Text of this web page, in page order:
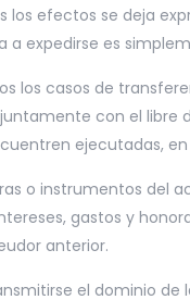
los efectos se deja
a expedirse es
los casos de
con el libre
ejecutadas,
o instrumentos del
gastos y
anterior.
el dominio